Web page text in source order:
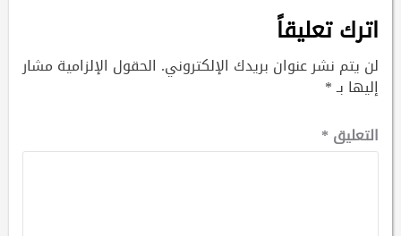
اترك تعليقاً
لن يتم نشر عنوان بريدك الإلكتروني. الحقول الإلزامية مشار
إليها بـ*
التعليق *